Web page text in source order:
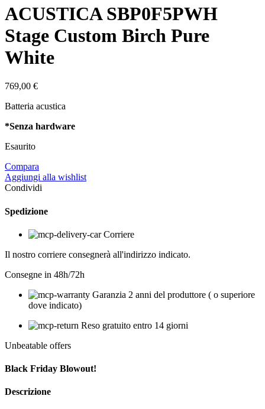
ACUSTICA SBP0F5PWH
Stage Custom Birch Pure
White
769,00 €
Batteria acustica
*Senza hardware
Esaurito
Compara
Aggiungi alla wishlist
Condividi
Spedizione
Corriere
Il nostro corriere consegnerà all'indirizzo indicato.
Consegne in 48h/72h
Garanzia 2 anni del produttore ( o superiore
dove indicato)
Reso gratuito entro 14 giorni
Unbeatable offers
Black Friday Blowout!
Descrizione